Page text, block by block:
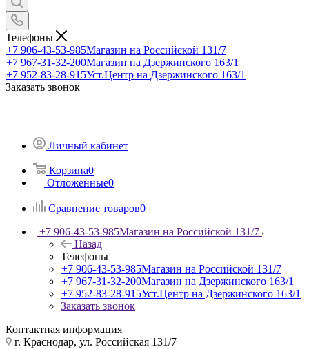
Телефоны
+7 906-43-53-985Магазин на Российской 131/7
+7 967-31-32-200Магазин на Дзержинского 163/1
+7 952-83-28-915Уст.Центр на Дзержинского 163/1
Заказать звонок
Личный кабинет
Корзина0
Отложенные0
Сравнение товаров0
+7 906-43-53-985Магазин на Российской 131/7
Назад
Телефоны
+7 906-43-53-985Магазин на Российской 131/7
+7 967-31-32-200Магазин на Дзержинского 163/1
+7 952-83-28-915Уст.Центр на Дзержинского 163/1
Заказать звонок
Контактная информация
г. Краснодар, ул. Российская 131/7